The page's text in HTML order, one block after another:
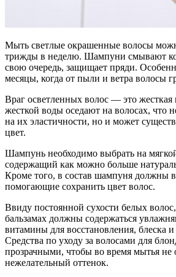
Мыть светлые окрашенные волосы
трижды в неделю. Шампуни смывают
свою очередь, защищает пряди.
месяцы, когда от пыли и ветра волосы
Враг осветленных волос — это
жесткой воды оседают на волосах, что
на их эластичности, но и может
цвет.
Шампунь необходимо выбрать на
содержащий как можно больше
Кроме того, в состав шампуня должны
помогающие сохранить цвет волос.
Ввиду постоянной сухости белых
бальзамах должны содержаться
витамины для восстановления, блеска и
Средства по уходу за волосами для
прозрачными, чтобы во время мытья не
нежелательный оттенок.